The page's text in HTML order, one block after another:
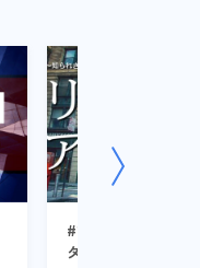
#115 共和党大
ダークホースは